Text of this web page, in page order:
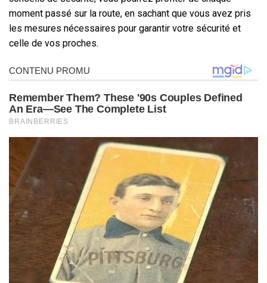
moment passé sur la route, en sachant que vous avez pris
les mesures nécessaires pour garantir votre sécurité et
celle de vos proches.